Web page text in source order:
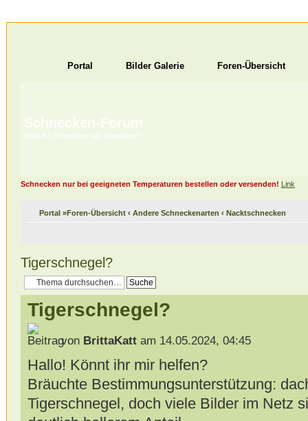
Portal Bilder Galerie Foren-Übersicht
Schnecken-Forum
Habt ihr Schnecken als Haustiere?
Schnecken nur bei geeigneten Temperaturen bestellen oder versenden! Link
Portal»Foren-Übersicht ‹ Andere Schneckenarten ‹ Nacktschnecken
Tigerschnegel?
Tigerschnegel?
von BrittaKattam 14.05.2024, 04:45
Hallo! Könnt ihr mir helfen?
Bräuchte Bestimmungsunterstützung:
Tigerschnegel, doch viele Bilder im Netz